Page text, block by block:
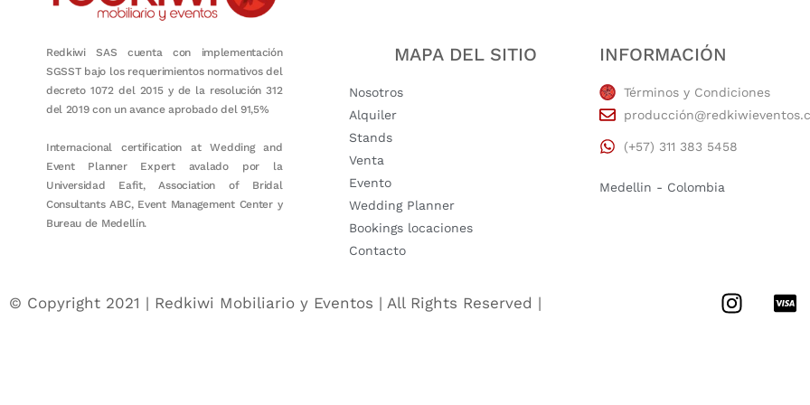
Redkiwi SAS cuenta con implementación
SGSST bajo los requerimientos normativos del
decreto 1072 del 2015 y de la resolución 312
del 2019 con un avance aprobado del 91,5%
Internacional certification at Wedding and
Event Planner Expert avalado por la
Universidad Eafit, Association of Bridal
Consultants ABC, Event Management Center y
Bureau de Medellín.
MAPA DEL SITIO
Nosotros
Alquiler
Stands
Venta
Evento
Wedding Planner
Bookings locaciones
Contacto
INFORMACIÓN
Términos y Condiciones
(+57) 311 383 5458
Medellin - Colombia
© Copyright 2021 | Redkiwi Mobiliario y Eventos | All Rights Reserved |